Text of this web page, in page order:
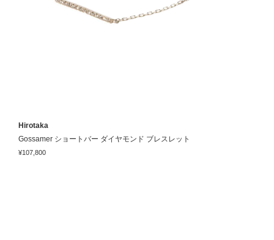
Hirotaka
Gossamer ショートバー ダイヤモンド ブレスレット
¥107,800